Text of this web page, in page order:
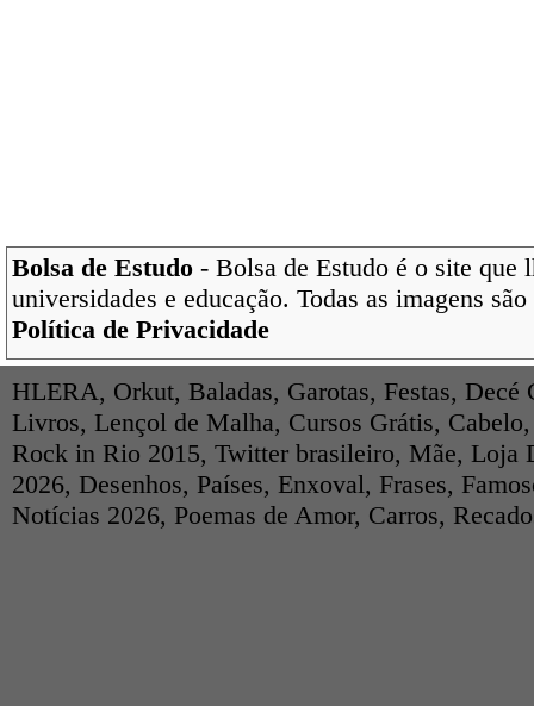
Bolsa de Estudo - Bolsa de Estudo é o site que
universidades e educação. Todas as imagens
Política de Privacidade
HLERA, Orkut, Baladas, Garotas, Festas, Decé
Livros, Lençol de Malha, Cursos Grátis, Cabelo
Rock in Rio 2015, Twitter brasileiro, Mãe, Loja
2026, Desenhos, Países, Enxoval, Frases,
Notícias 2026, Poemas de Amor, Carros,